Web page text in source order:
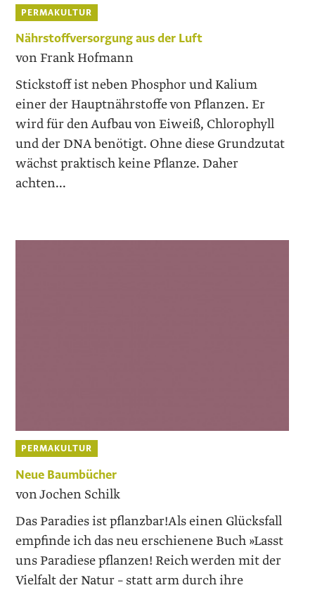
PERMAKULTUR
Nährstoffversorgung aus der Luft
von Frank Hofmann
Stickstoff ist neben Phosphor und Kalium
einer der Hauptnährstoffe von Pflanzen. Er
wird für den Aufbau von Eiweiß, Chlorophyll
und der DNA benötigt. Ohne diese Grundzutat
wächst praktisch keine Pflanze. Daher
achten...
PERMAKULTUR
Neue Baumbücher
von Jochen Schilk
Das Paradies ist pflanzbar!Als einen Glücksfall
empfinde ich das neu erschienene Buch »Lasst
uns Paradiese pflanzen! Reich werden mit der
Vielfalt der Natur – statt arm durch ihre